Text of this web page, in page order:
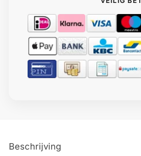
Beschrijving